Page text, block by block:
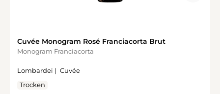
Cuvée Monogram Rosé Franciacorta Brut
Monogram Franciacorta
Lombardei | Cuvée
Trocken